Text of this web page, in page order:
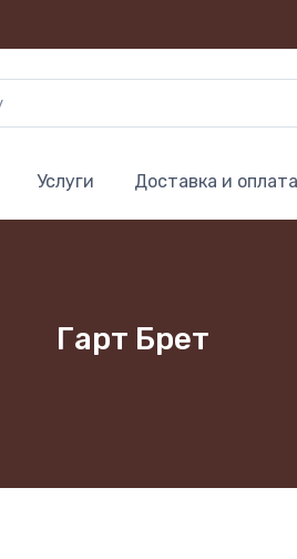
Услуги Доставка и оплата
Гарт Брет